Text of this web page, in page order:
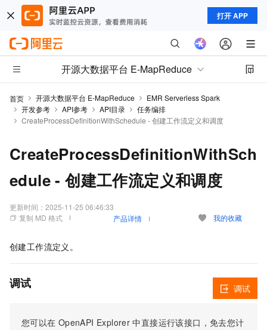
打开 APP
开源大数据平台 E-MapReduce
首页 开源大数据平台 E-MapReduce
EMR Serverless Spark
开发参考
API参考 API目录
任务编排
CreateProcessDefinitionWithSchedule - 创建工作流定义和调度
CreateProcessDefinitionWithSch
edule - 创建工作流定义和调度
更新时间： 2025-11-25 06:46:33
复制 MD 格式
产品详情 我的收藏
创建工作流定义。
调试
您可以在 OpenAPI Explorer 中直接运行该接口，免去您计
调试